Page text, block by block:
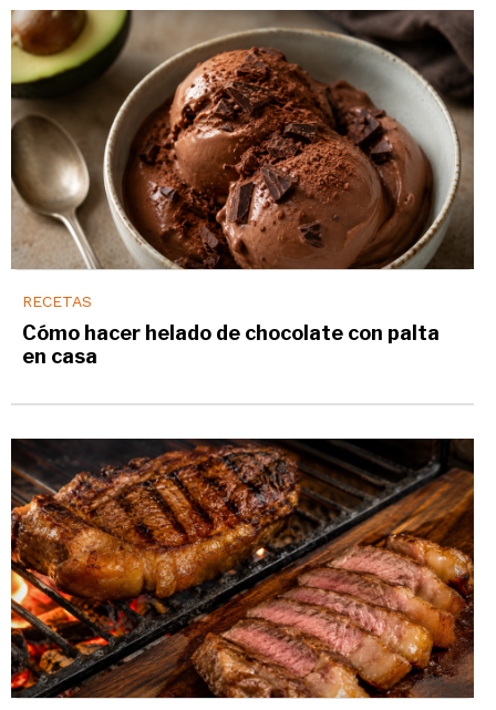
RECETAS
Cómo hacer helado de chocolate con palta
en casa